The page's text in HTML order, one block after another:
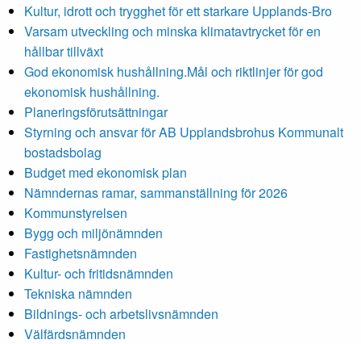
Kultur, idrott och trygghet för ett starkare Upplands-Bro
Varsam utveckling och minska klimatavtrycket för en
hållbar tillväxt
God ekonomisk hushållning.Mål och riktlinjer för god
ekonomisk hushållning.
Planeringsförutsättningar
Styrning och ansvar för AB Upplandsbrohus Kommunalt
bostadsbolag
Budget med ekonomisk plan
Nämndernas ramar, sammanställning för 2026
Kommunstyrelsen
Bygg och miljönämnden
Fastighetsnämnden
Kultur- och fritidsnämnden
Tekniska nämnden
Bildnings- och arbetslivsnämnden
Välfärdsnämnden